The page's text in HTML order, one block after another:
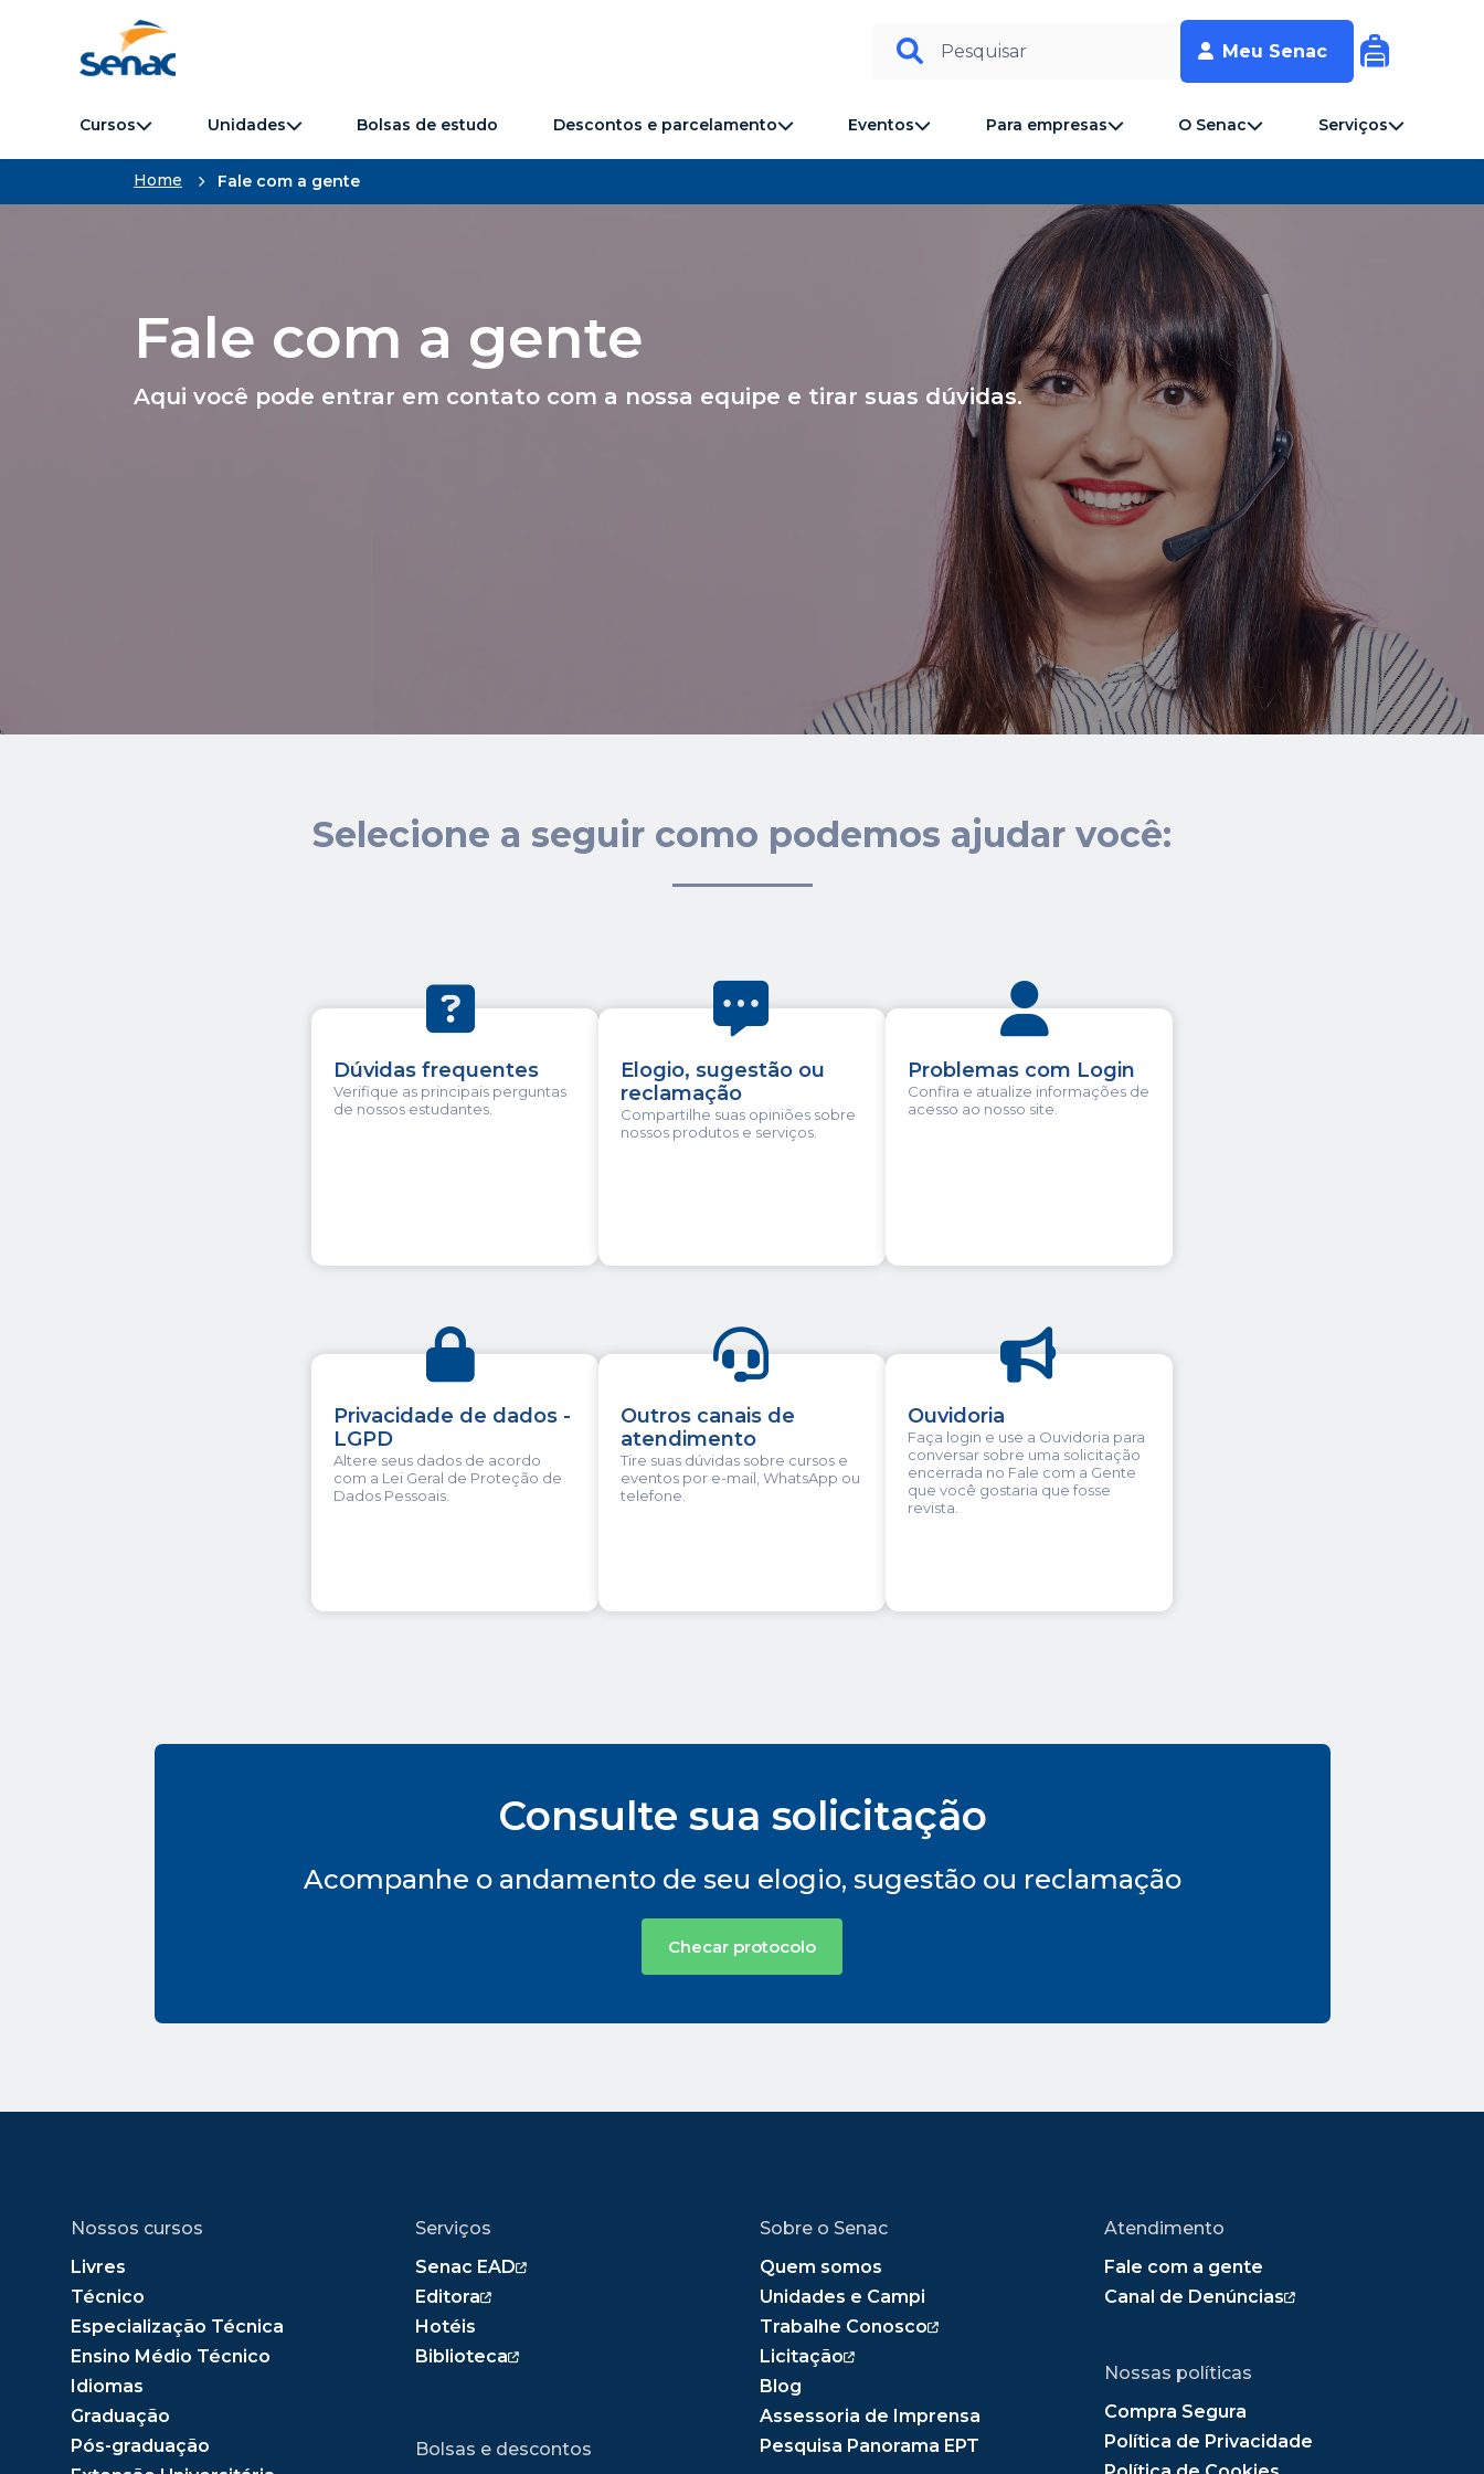
Pesquisar Meu Senac
Cursos Unidades Bolsas de estudo Descontos e parcelamento Eventos Para empresas O Senac Serviços
Home Fale com a gente
Fale com a gente
Aqui você pode entrar em contato com a nossa equipe e tirar suas dúvidas.
Selecione a seguir como podemos ajudar você:
Dúvidas frequentes
Verifique as principais perguntas
de nossos estudantes.
Elogio, sugestão ou
reclamação
Compartilhe suas opiniões sobre
nossos produtos e serviços.
Problemas com Login
Confira e atualize informações de
acesso ao nosso site.
Privacidade de dados -
LGPD
Altere seus dados de acordo
com a Lei Geral de Proteção de
Dados Pessoais.
Outros canais de
atendimento
Tire suas dúvidas sobre cursos e
eventos por e-mail, WhatsApp ou
telefone.
Ouvidoria
Faça login e use a Ouvidoria para
conversar sobre uma solicitação
encerrada no Fale com a Gente
que você gostaria que fosse
revista.
Consulte sua solicitação
Acompanhe o andamento de seu elogio, sugestão ou reclamação
Checar protocolo
Nossos cursos
Livres
Técnico
Especialização Técnica
Ensino Médio Técnico
Idiomas
Graduação
Pós-graduação
Serviços
Senac EAD
Editora
Hotéis
Biblioteca
Bolsas e descontos
Sobre o Senac
Quem somos
Unidades e Campi
Trabalhe Conosco
Licitação
Blog
Assessoria de Imprensa
Pesquisa Panorama EPT
Atendimento
Fale com a gente
Canal de Denúncias
Nossas políticas
Compra Segura
Política de Privacidade